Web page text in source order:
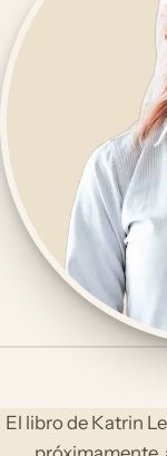
El libro de Katrin